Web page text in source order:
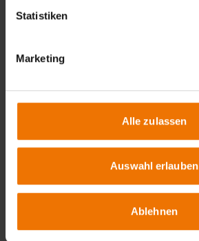
Statistiken
Marketing
Alle zulassen
Auswahl erlauben
Ablehnen